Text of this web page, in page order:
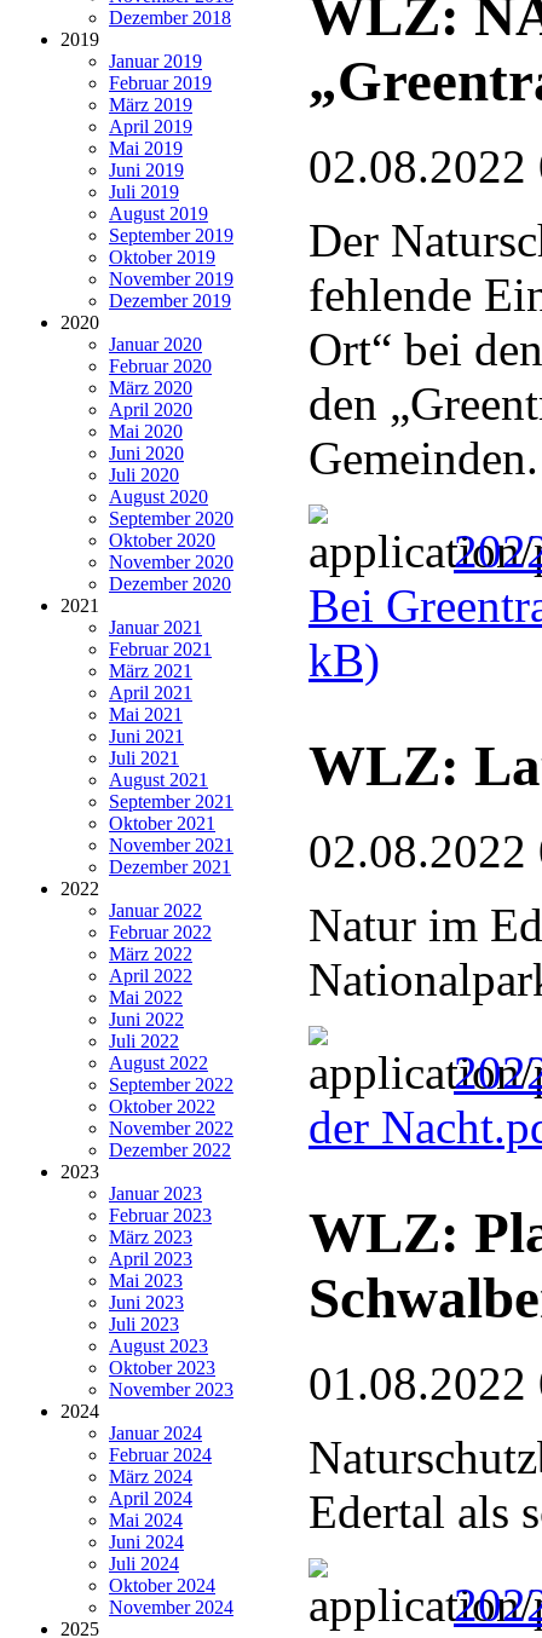
Dezember 2018
2019
Januar 2019
Februar 2019
März 2019
April 2019
Mai 2019
Juni 2019
Juli 2019
August 2019
September 2019
Oktober 2019
November 2019
Dezember 2019
2020
Januar 2020
Februar 2020
März 2020
April 2020
Mai 2020
Juni 2020
Juli 2020
August 2020
September 2020
Oktober 2020
November 2020
Dezember 2020
2021
Januar 2021
Februar 2021
März 2021
April 2021
Mai 2021
Juni 2021
Juli 2021
August 2021
September 2021
Oktober 2021
November 2021
Dezember 2021
2022
Januar 2022
Februar 2022
März 2022
April 2022
Mai 2022
Juni 2022
Juli 2022
August 2022
September 2022
Oktober 2022
November 2022
Dezember 2022
2023
Januar 2023
Februar 2023
März 2023
April 2023
Mai 2023
Juni 2023
Juli 2023
August 2023
Oktober 2023
November 2023
2024
Januar 2024
Februar 2024
März 2024
April 2024
Mai 2024
Juni 2024
Juli 2024
Oktober 2024
November 2024
2025
WLZ:
02.08.2022
Der
fehlende
Ort“ bei
den
Gemeinden.
Bei
kB)
WLZ:
02.08.2022
Natur im
der
WLZ:
01.08.2022
Edertal als